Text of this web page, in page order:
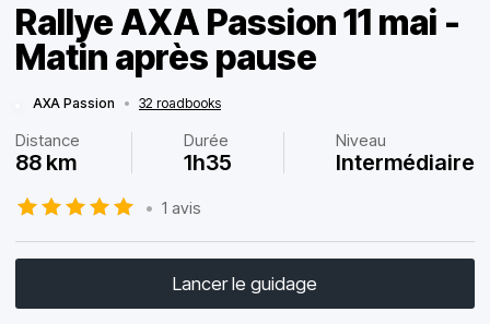
Rallye AXA Passion 11 mai -
Matin après pause
AXA Passion • 32 roadbooks
Distance
88 km
Durée
1h35
Niveau
Intermédiaire
• 1 avis
Lancer le guidage